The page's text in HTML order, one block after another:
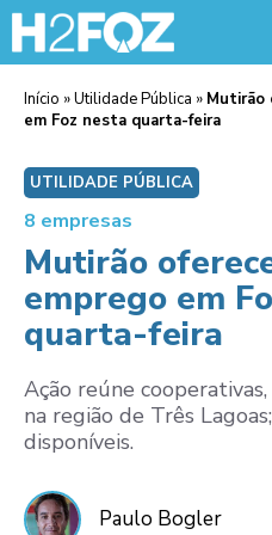
Início »Utilidade Pública » Mutirão
em Foz nesta quarta-feira
UTILIDADE PÚBLICA
8 empresas
Mutirão
emprego em
quarta-feira
Ação reúne
na região de Três
disponíveis.
Paulo Bogler